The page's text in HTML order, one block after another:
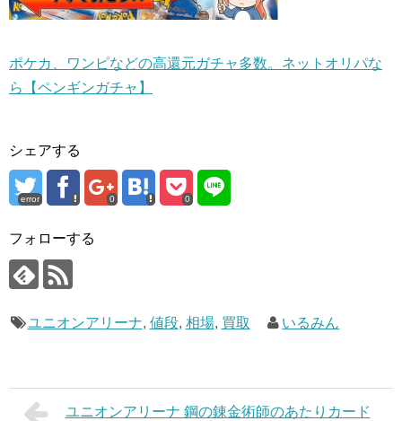
ポケカ、ワンピなどの高還元ガチャ多数。ネットオリパな
ら【ペンギンガチャ】
シェアする
error 0 0
フォローする
ユニオンアリーナ, 値段, 相場, 買取 いるみん
ユニオンアリーナ 鋼の錬金術師のあたりカード